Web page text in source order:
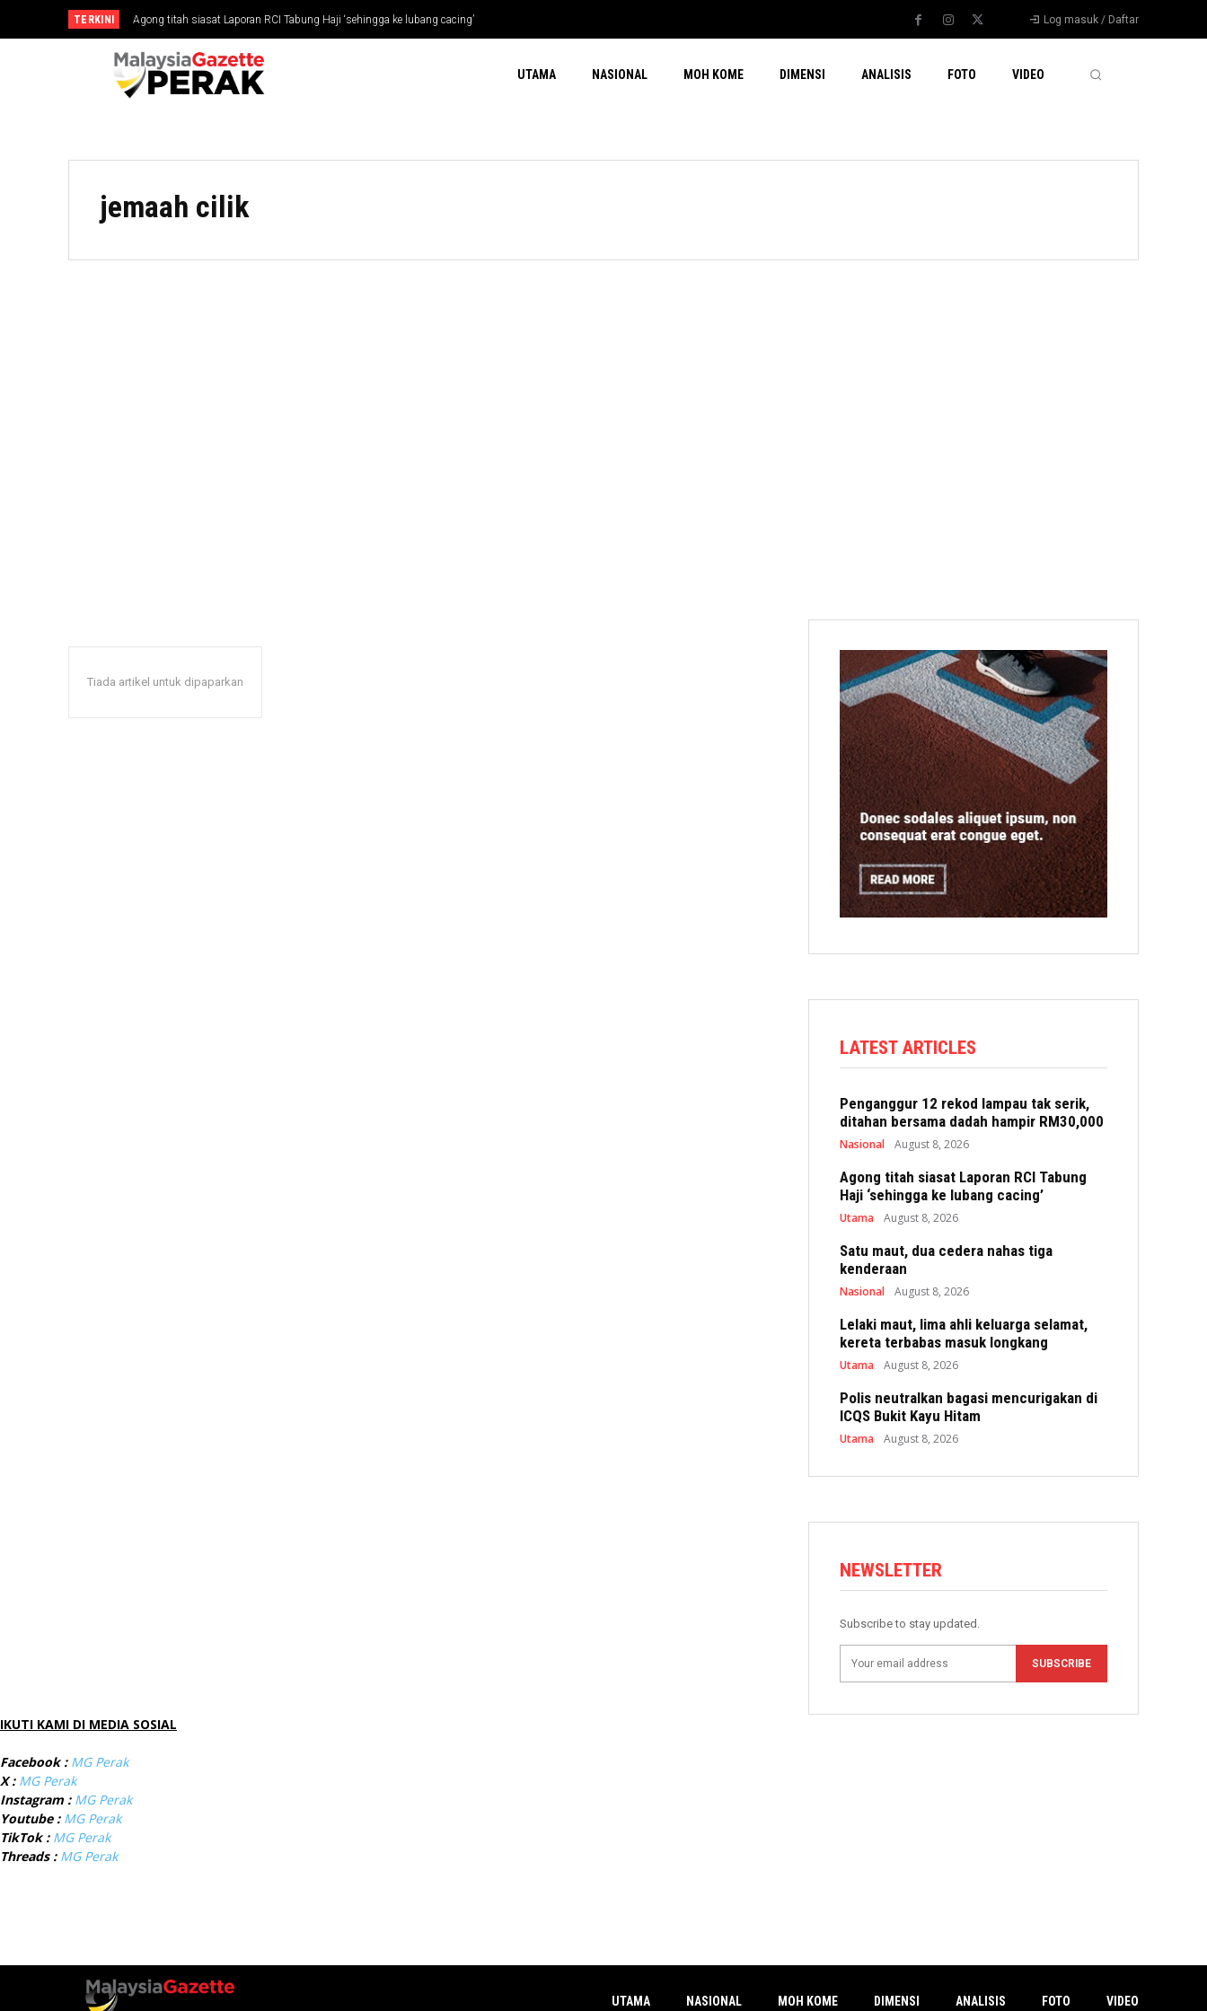
TERKINI Agong titah siasat Laporan RCI Tabung Haji ‘sehingga ke lubang cacing’ Log masuk / Daftar
UTAMA NASIONAL MOH KOME DIMENSI ANALISIS FOTO VIDEO
jemaah cilik
Tiada artikel untuk dipaparkan
LATEST ARTICLES
Penganggur 12 rekod lampau tak serik,
ditahan bersama dadah hampir RM30,000
Nasional August 8, 2026
Agong titah siasat Laporan RCI Tabung
Haji ‘sehingga ke lubang cacing’
Utama August 8, 2026
Satu maut, dua cedera nahas tiga
kenderaan
Nasional August 8, 2026
Lelaki maut, lima ahli keluarga selamat,
kereta terbabas masuk longkang
Utama August 8, 2026
Polis neutralkan bagasi mencurigakan di
ICQS Bukit Kayu Hitam
Utama August 8, 2026
NEWSLETTER
Subscribe to stay updated.
SUBSCRIBE
IKUTI KAMI DI MEDIA SOSIAL
Facebook : MG Perak
X : MG Perak
Instagram : MG Perak
Youtube : MG Perak
TikTok : MG Perak
Threads : MG Perak
UTAMA NASIONAL MOH KOME DIMENSI ANALISIS FOTO VIDEO